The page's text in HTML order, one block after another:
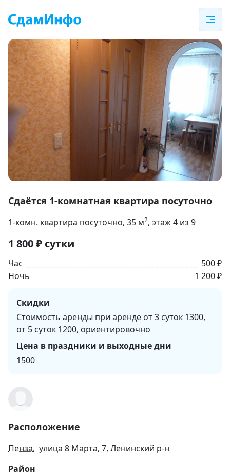
1
3
Сдаётся 1-комнатная квартира посуточно
1-комн. квартира посуточно, 35 м2, этаж 4 из 9
1 800₽ сутки
Час
500 ₽
Ночь
1 200 ₽
Скидки
Стоимость аренды при аренде от 3 суток 1300,
от 5 суток 1200, ориентировочно
Цена в праздники и выходные дни
1500
Расположение
Пенза, улица 8 Марта, 7, Ленинский р-н
Район